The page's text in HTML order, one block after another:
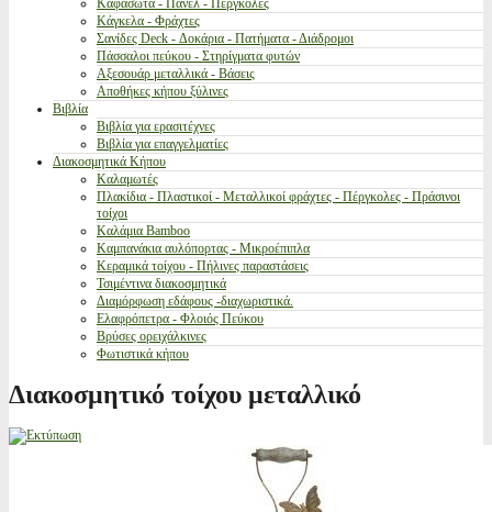
Καφασωτά - Πάνελ - Πέργκολες
Κάγκελα - Φράχτες
Σανίδες Deck - Δοκάρια - Πατήματα - Διάδρομοι
Πάσσαλοι πεύκου - Στηρίγματα φυτών
Αξεσουάρ μεταλλικά - Βάσεις
Αποθήκες κήπου ξύλινες
Βιβλία
Βιβλία για ερασιτέχνες
Βιβλία για επαγγελματίες
Διακοσμητικά Κήπου
Καλαμωτές
Πλακίδια - Πλαστικοί - Μεταλλικοί φράχτες - Πέργκολες - Πράσινοι
τοίχοι
Καλάμια Bamboo
Καμπανάκια αυλόπορτας - Μικροέπιπλα
Κεραμικά τοίχου - Πήλινες παραστάσεις
Τσιμέντινα διακοσμητικά
Διαμόρφωση εδάφους -διαχωριστικά.
Ελαφρόπετρα - Φλοιός Πεύκου
Βρύσες ορειχάλκινες
Φωτιστικά κήπου
Διακοσμητικό τοίχου μεταλλικό